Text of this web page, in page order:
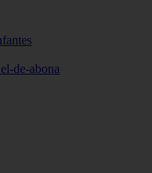
de-abona